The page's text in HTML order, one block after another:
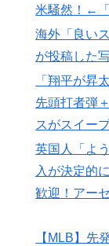
←「大谷の
▶ 韓国人「
ー・・・」
「レギュラ
やっぱり羨
▶
海外「蘇生
次の患者に
▶ 海外「これ
米騒然！←「
海外「良い
が投稿した
「翔平が昇
先頭打者弾
スがスイー
英国人「よ
入が決定的
歓迎！アー
【MLB】先